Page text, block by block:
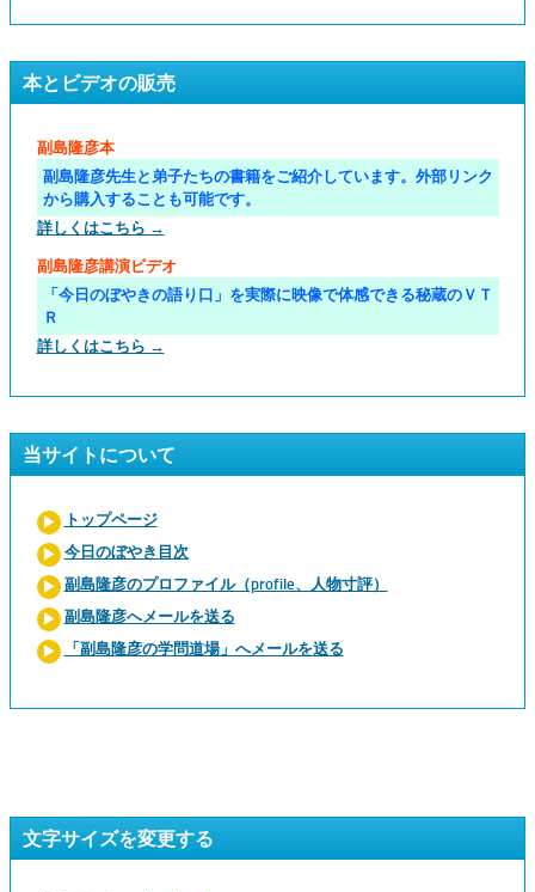
本とビデオの販売
副島隆彦本
副島隆彦先生と弟子たちの書籍をご紹介しています。外部リンク
から購入することも可能です。
詳しくはこちら →
副島隆彦講演ビデオ
「今日のぼやきの語り口」を実際に映像で体感できる秘蔵のＶＴ
Ｒ
詳しくはこちら →
当サイトについて
トップページ
今日のぼやき目次
副島隆彦のプロファイル（profile、人物寸評）
副島隆彦へメールを送る
「副島隆彦の学問道場」へメールを送る
文字サイズを変更する